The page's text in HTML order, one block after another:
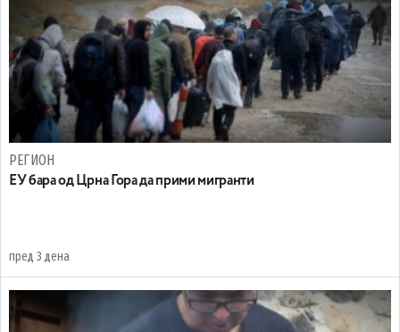
РЕГИОН
EУ бара од Црна Гора да прими мигранти
пред 3 дена